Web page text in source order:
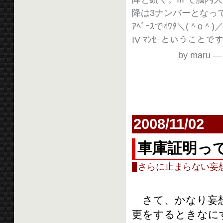
降は3ナンバーとなっ
ｱﾍﾞｰｽでｵﾜﾀ＼(＾o＾
IV ﾏﾝｾｰということで
by maru
2008/11/02
車庫証明っ
さらに止まらない妄
さて、かなり妄
更をするときなに